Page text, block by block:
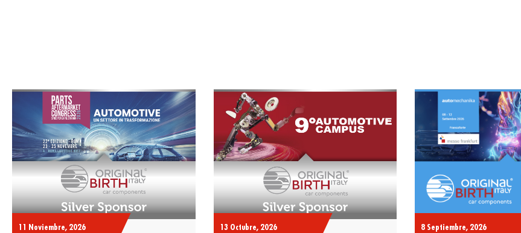
ASISTENCIA, CITAS Y REUNIONES EN LOS PRINCIPALES
11 Noviembre, 2026 13 Octubre, 2026 8 Septiembre, 2026